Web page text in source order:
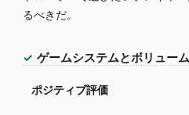
るべきだ。
ゲームシステムとボリューム
ポジティブ評価